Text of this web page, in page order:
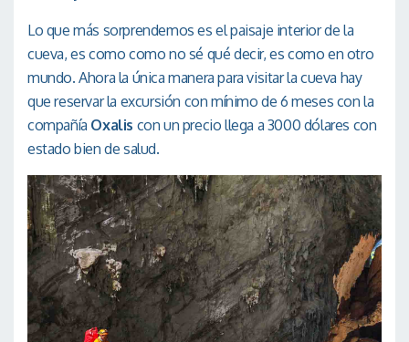
Lo que más sorprendemos es el paisaje interior de la
cueva, es como como no sé qué decir, es como en otro
mundo. Ahora la única manera para visitar la cueva hay
que reservar la excursión con mínimo de 6 meses con la
compañía Oxalis con un precio llega a 3000 dólares con
estado bien de salud.